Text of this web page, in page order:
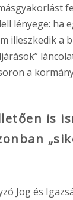
lényege: ha
illeszkedik a
a
is
Jog és